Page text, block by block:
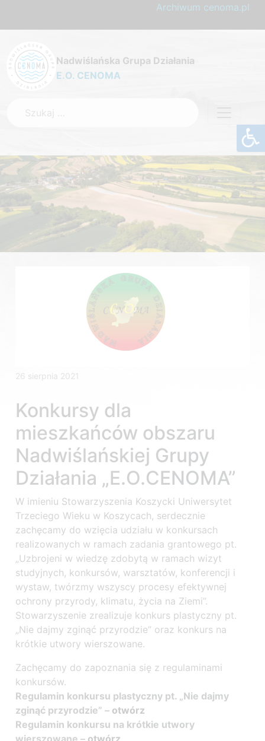
Archiwum cenoma.pl
Nadwiślańska Grupa Działania
E.O. CENOMA
26 sierpnia 2021
Konkursy dla
mieszkańców obszaru
Nadwiślańskiej Grupy
Działania „E.O.CENOMA”
W imieniu Stowarzyszenia Koszycki Uniwersytet
Trzeciego Wieku w Koszycach, serdecznie
zachęcamy do wzięcia udziału w konkursach
realizowanych w ramach zadania grantowego pt.
„Uzbrojeni w wiedzę zdobytą w ramach wizyt
studyjnych, konkursów, warsztatów, konferencji i
wystaw, twórzmy wszyscy procesy efektywnej
ochrony przyrody, klimatu, życia na Ziemi”.
Stowarzyszenie zrealizuje konkurs plastyczny pt.
„Nie dajmy zginąć przyrodzie” oraz konkurs na
krótkie utwory wierszowane.
Zachęcamy do zapoznania się z regulaminami
konkursów.
Regulamin konkursu plastyczny pt. „Nie dajmy
zginąć przyrodzie” – otwórz
Regulamin konkursu na krótkie utwory